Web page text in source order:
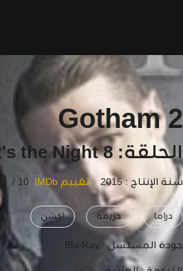
Gotham 2
الحلقة: 8 Rise of the Villains: Tonight's the Night
سنة الإنتاج : 2015 تقييم IMDb 10 /
دراما جريمة اكشن
جودة المسلسل :Blu-Ray